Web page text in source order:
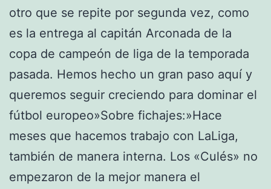
otro que se repite por segunda vez, como
es la entrega al capitán Arconada de la
copa de campeón de liga de la temporada
pasada. Hemos hecho un gran paso aquí y
queremos seguir creciendo para dominar el
fútbol europeo»Sobre fichajes:»Hace
meses que hacemos trabajo con LaLiga,
también de manera interna. Los «Culés» no
empezaron de la mejor manera el